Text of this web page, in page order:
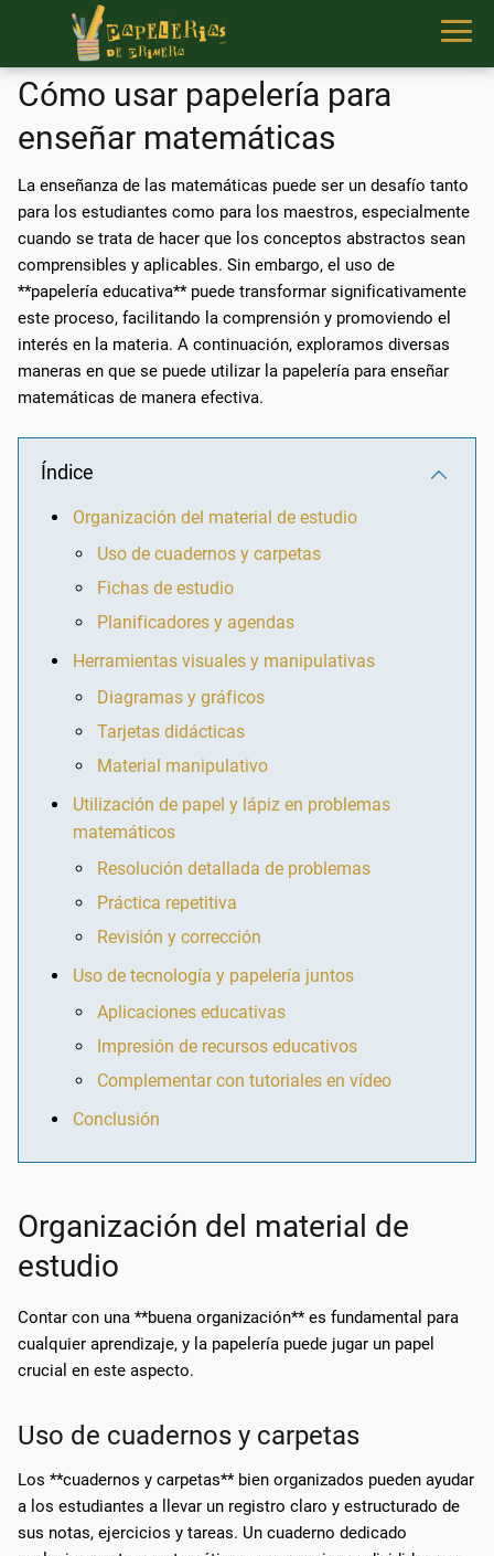
Cómo usar papelería para
enseñar matemáticas
La enseñanza de las matemáticas puede ser un desafío tanto
para los estudiantes como para los maestros, especialmente
cuando se trata de hacer que los conceptos abstractos sean
comprensibles y aplicables. Sin embargo, el uso de
**papelería educativa** puede transformar significativamente
este proceso, facilitando la comprensión y promoviendo el
interés en la materia. A continuación, exploramos diversas
maneras en que se puede utilizar la papelería para enseñar
matemáticas de manera efectiva.
Índice
Organización del material de estudio
Uso de cuadernos y carpetas
Fichas de estudio
Planificadores y agendas
Herramientas visuales y manipulativas
Diagramas y gráficos
Tarjetas didácticas
Material manipulativo
Utilización de papel y lápiz en problemas
matemáticos
Resolución detallada de problemas
Práctica repetitiva
Revisión y corrección
Uso de tecnología y papelería juntos
Aplicaciones educativas
Impresión de recursos educativos
Complementar con tutoriales en vídeo
Conclusión
Organización del material de
estudio
Contar con una **buena organización** es fundamental para
cualquier aprendizaje, y la papelería puede jugar un papel
crucial en este aspecto.
Uso de cuadernos y carpetas
Los **cuadernos y carpetas** bien organizados pueden ayudar
a los estudiantes a llevar un registro claro y estructurado de
sus notas, ejercicios y tareas. Un cuaderno dedicado